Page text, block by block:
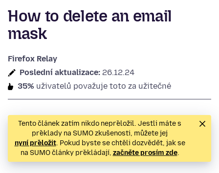
How to delete an email
mask
Firefox Relay
Poslední aktualizace: 26.12.24
35% uživatelů považuje toto za užitečné
Tento článek zatím nikdo nepřeložil. Jestli máte s
překlady na SUMO zkušenosti, můžete jej
nyní přeložit. Pokud byste se chtěli dozvědět, jak se
na SUMO články překládají, začněte prosím zde.